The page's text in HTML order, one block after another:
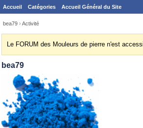
Accueil Catégories Accueil Général du Site
bea79 › Activité
Le FORUM des Mouleurs de pierre n'est
bea79